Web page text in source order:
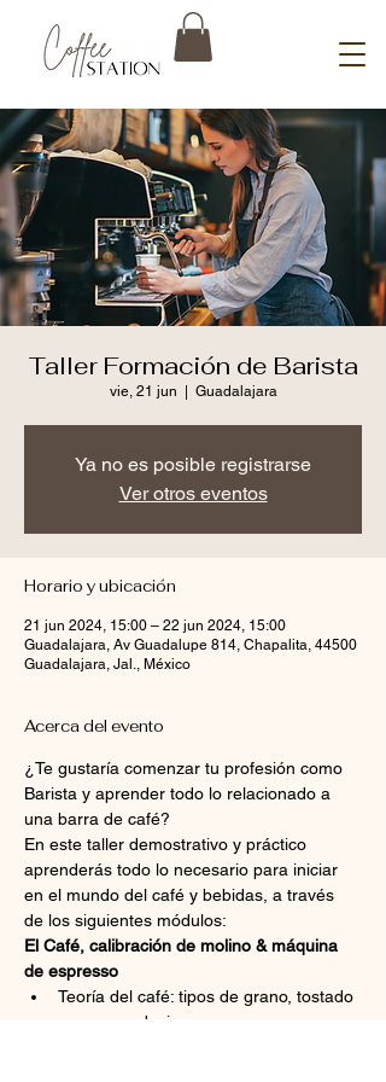
Taller Formación de Barista
vie, 21 jun Guadalajara
Ya no es posible registrarse
Ver otros eventos
Horario y ubicación
21 jun 2024, 15:00 – 22 jun 2024, 15:00
Guadalajara, Av Guadalupe 814, Chapalita, 44500
Guadalajara, Jal., México
Acerca del evento
¿Te gustaría comenzar tu profesión como
Barista y aprender todo lo relacionado a
una barra de café?
En este taller demostrativo y práctico
aprenderás todo lo necesario para iniciar
en el mundo del café y bebidas, a través
de los siguientes módulos:
El Café, calibración de molino & máquina
de espresso
Teoría del café: tipos de grano, tostado
y recomendaciones